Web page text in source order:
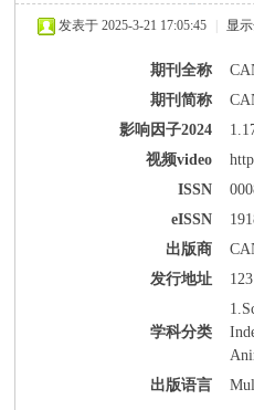
发表于 2025-3-21 17:05:45 显
期刊全称
期刊简称
影响因子2024
视频video
ISSN
eISSN
出版商
发行地址
学科分类
出版语言